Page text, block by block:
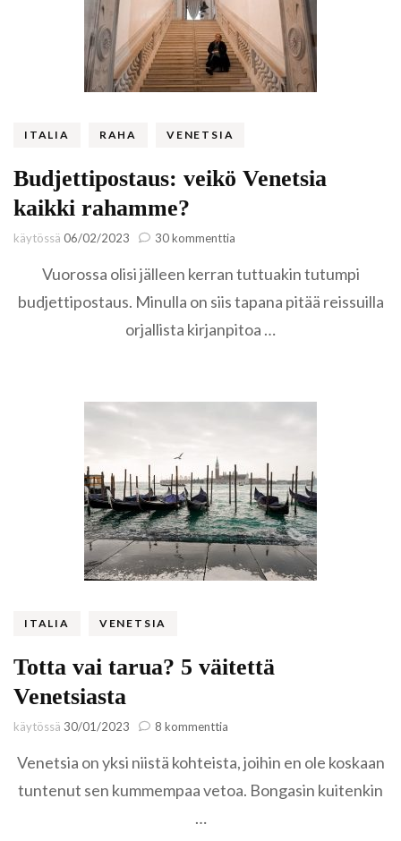
ITALIA RAHA VENETSIA
Budjettipostaus: veikö Venetsia
kaikki rahamme?
käytössä 06/02/2023 30 kommenttia
veikö
kaikki
rahamme?
Vuorossa olisi jälleen kerran tuttuakin tutumpi
budjettipostaus. Minulla on siis tapana pitää reissuilla
orjallista kirjanpitoa …
ITALIA VENETSIA
Totta vai tarua? 5 väitettä
Venetsiasta
käytössä 30/01/2023 8 kommenttia
vai
5
Venetsia on yksi niistä kohteista, joihin en ole koskaan
tuntenut sen kummempaa vetoa. Bongasin kuitenkin
…